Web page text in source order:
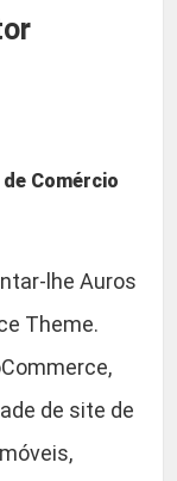
Comércio
lhe Auros
Theme.
de site de